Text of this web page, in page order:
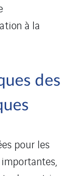
à la
des
pour les